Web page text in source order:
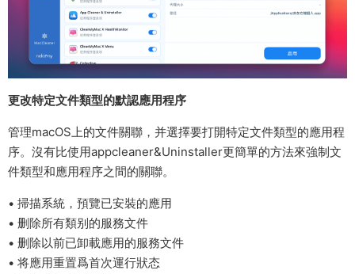
更改特定文件類型的默認應用程序
管理macOS上的文件關聯，并選擇要打開特定文件類型的應用程
序。沒有比使用appcleaner&Uninstaller更簡單的方法來強制文
件類型和應用程序之間的關聯。
• 掃描系統，預覽已安裝的應用
• 删除所有類别的服務文件
• 删除以前已卸載應用的服務文件
• 将應用重置爲首次運行狀态